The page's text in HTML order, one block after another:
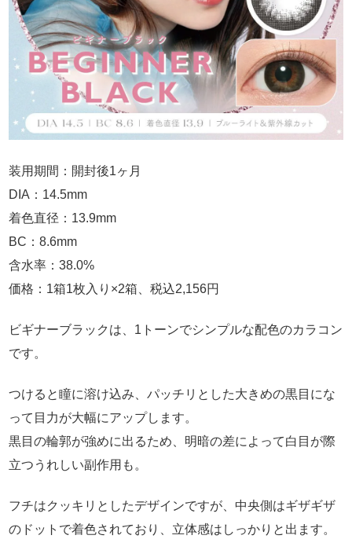
装用期間：開封後1ヶ月
DIA：14.5mm
着色直径：13.9mm
BC：8.6mm
含水率：38.0%
価格：1箱1枚入り×2箱、税込2,156円
ビギナーブラックは、1トーンでシンプルな配色のカラコン
です。
つけると瞳に溶け込み、パッチリとした大きめの黒目にな
って目力が大幅にアップします。
黒目の輪郭が強めに出るため、明暗の差によって白目が際
立つうれしい副作用も。
フチはクッキリとしたデザインですが、中央側はギザギザ
のドットで着色されており、立体感はしっかりと出ます。